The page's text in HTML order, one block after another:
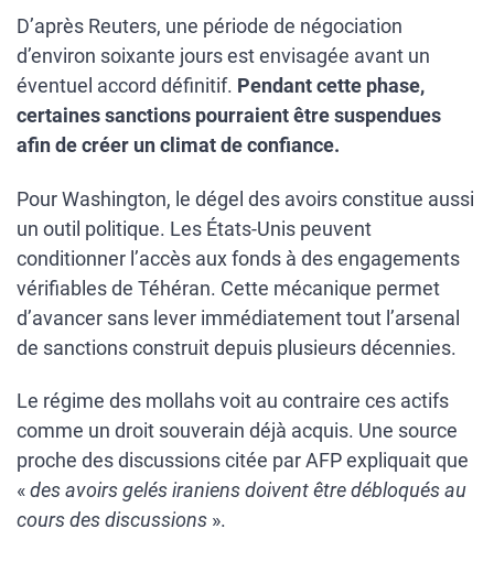
D’après Reuters, une période de négociation
d’environ soixante jours est envisagée avant un
éventuel accord définitif. Pendant cette phase,
certaines sanctions pourraient être suspendues
afin de créer un climat de confiance.
Pour Washington, le dégel des avoirs constitue aussi
un outil politique. Les États-Unis peuvent
conditionner l’accès aux fonds à des engagements
vérifiables de Téhéran. Cette mécanique permet
d’avancer sans lever immédiatement tout l’arsenal
de sanctions construit depuis plusieurs décennies.
Le régime des mollahs voit au contraire ces actifs
comme un droit souverain déjà acquis. Une source
proche des discussions citée par AFP expliquait que
«des avoirs gelés iraniens doivent être débloqués au
cours des discussions ».